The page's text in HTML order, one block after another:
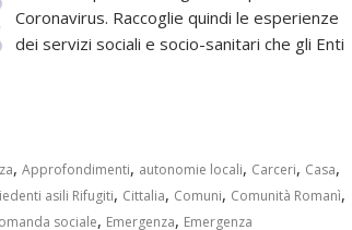
Coronavirus. Raccoglie quindi le esperienze
dei servizi sociali e socio-sanitari che gli Enti
, Approfondimenti, autonomie locali, Carceri, Casa,
asili Rifugiti, Cittalia, Comuni, Comunità Romanì,
sociale, Emergenza, Emergenza